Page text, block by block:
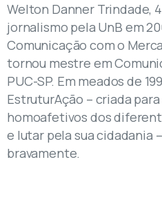
Welton Danner Trindade,
jornalismo pela UnB em
Comunicação com o
tornou mestre em
PUC-SP. Em meados de
EstruturAção – criada
homoafetivos dos
e lutar pela sua cidadania
bravamente.